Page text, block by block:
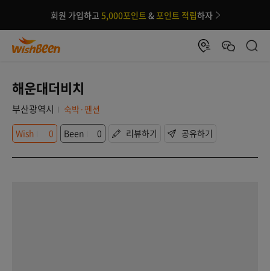
회원 가입하고 5,000포인트 &포인트 적립하자
해운대더비치
부산광역시
숙박·펜션
Wish
0 Been 0 리뷰하기 공유하기